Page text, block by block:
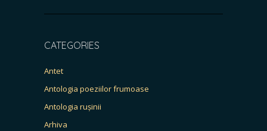
CATEGORIES
Antet
Antologia poeziilor frumoase
Antologia rușinii
Arhiva